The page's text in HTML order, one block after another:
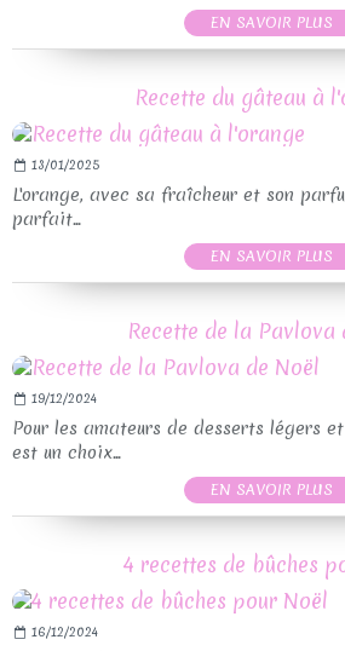
EN SAVOIR PLUS
Recette du gâteau à
13/01/2025
L'orange, avec sa fraîcheur et son
parfait...
EN SAVOIR PLUS
Recette de la Pavlova
19/12/2024
Pour les amateurs de desserts légers
est un choix...
EN SAVOIR PLUS
4 recettes de bûches
16/12/2024